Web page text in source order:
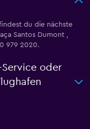
du die nächste
Santos Dumont ,
979 2020.
oder